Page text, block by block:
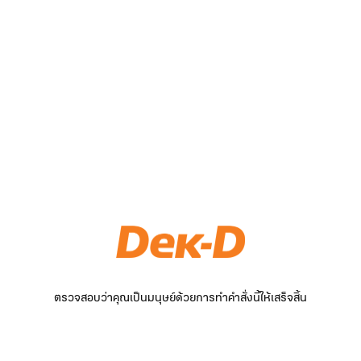
ตรวจสอบว่าคุณเป็นมนุษย์ด้วยการทำคำสั่งนี้ให้เสร็จสิ้น